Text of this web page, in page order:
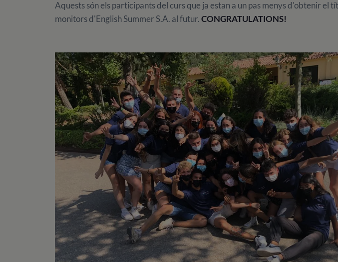
Aquests són els participants del curs que ja estan a un pas menys d'obtenir el
monitors d'English Summer S.A. al futur.CONGRATULATIONS!